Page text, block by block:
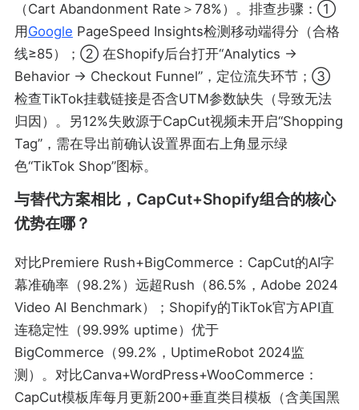
（Cart Abandonment Rate＞78%）。排查步骤：①
用 Google PageSpeed Insights检测移动端得分（合格
线≥85）；② 在Shopify后台打开“Analytics →
Behavior → Checkout Funnel”，定位流失环节；③
检查TikTok挂载链接是否含UTM参数缺失（导致无法
归因）。另12%失败源于CapCut视频未开启“Shopping
Tag”，需在导出前确认设置界面右上角显示绿
色“TikTok Shop”图标。
与替代方案相比，CapCut+Shopify组合的核心
优势在哪？
对比Premiere Rush+BigCommerce：CapCut的AI字
幕准确率（98.2%）远超Rush（86.5%，Adobe 2024
Video AI Benchmark）；Shopify的TikTok官方API直
连稳定性（99.99% uptime）优于
BigCommerce（99.2%，UptimeRobot 2024监
测）。对比Canva+WordPress+WooCommerce：
CapCut模板库每月更新200+垂直类目模板（含美国黑